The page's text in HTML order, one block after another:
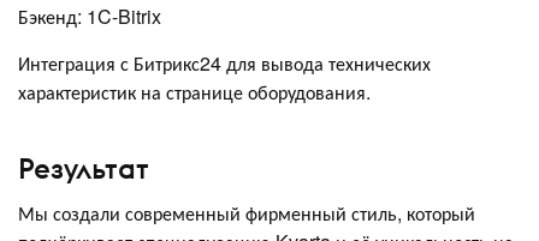
Бэкенд: 1C-Bitrix
Интеграция с Битрикс24 для вывода технических
характеристик на странице оборудования.
Результат
Мы создали современный фирменный стиль, который